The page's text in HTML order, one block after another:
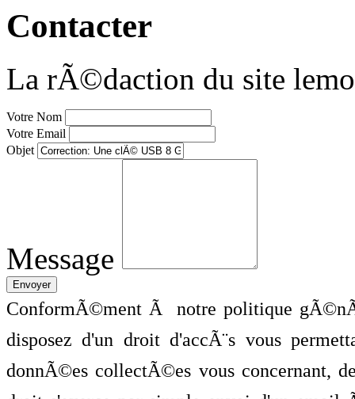
Contacter
La rÃ©daction du site
Votre Nom
Votre Email
Objet
Message
ConformÃ©ment Ã notre politique
disposez d'un droit d'accÃ¨s vous
donnÃ©es collectÃ©es vous concernant,